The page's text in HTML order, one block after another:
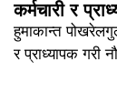
कर्मचारी र
हुमाकान्त
र प्राध्यापक गरी